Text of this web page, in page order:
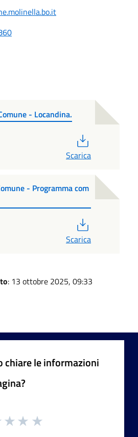
- Locandina.
Scarica
- Programma com
Scarica
: 13 ottobre 2025, 09:33
chiare le informazioni